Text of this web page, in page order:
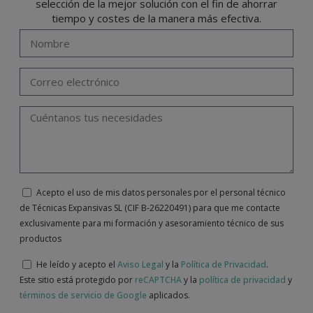
selección de la mejor solución con el fin de ahorrar
tiempo y costes de la manera más efectiva.
Acepto el uso de mis datos personales por el personal técnico
de Técnicas Expansivas SL (CIF B-26220491) para que me contacte
exclusivamente para mi formación y asesoramiento técnico de sus
productos
He leído y acepto el Aviso Legal y la Política de Privacidad.
Este sitio está protegido por reCAPTCHAy la política de privacidad y
términos de servicio de Google aplicados.